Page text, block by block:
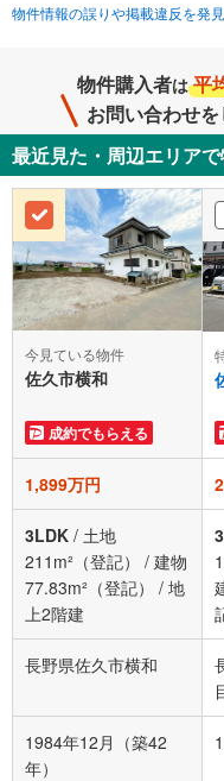
物件情報の誤りや掲載違反を発
物件購入者は 平
お問い合わせ
最近見た・周辺エリア
今見ている物件
佐久市横和
成約でもらえる
1,899万円
3LDK / 土地
211m²（登記）
/ 建物
77.83m²（登記）
/ 地
上2階建
長野県佐久市横和
1984年12月（築42
年）